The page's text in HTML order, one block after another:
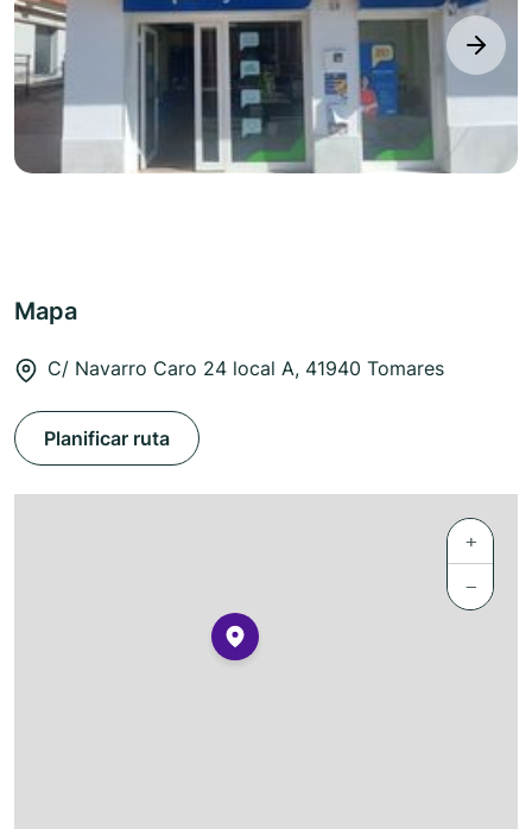
next
Mapa
C/ Navarro Caro 24 local A, 41940 Tomares
Planificar ruta
+
−